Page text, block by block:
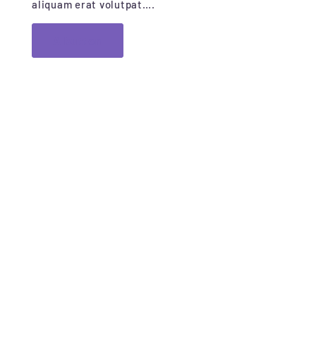
aliquam erat volutpat….